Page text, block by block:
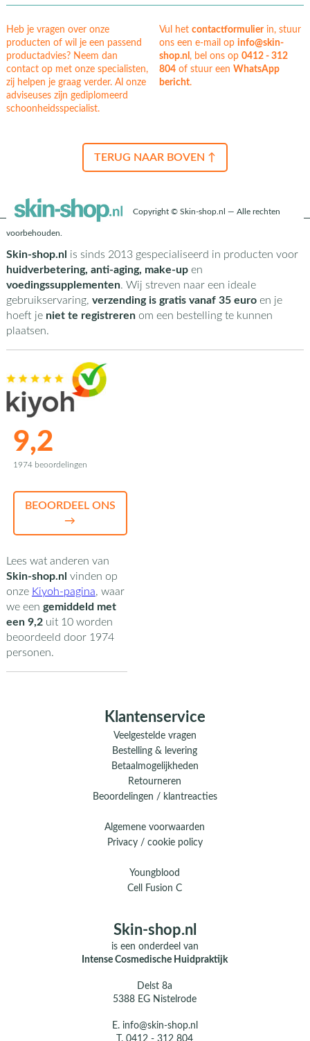
Heb je vragen over onze
producten of wil je een passend
productadvies? Neem dan
contact op met onze specialisten,
zij helpen je graag verder. Al onze
adviseuses zijn gediplomeerd
schoonheidsspecialist.
Vul hetcontactformulierin, stuur
ons een e-mail op info@skin-
shop.nl, bel ons op0412 - 312
804 of stuur eenWhatsApp
bericht.
TERUG NAAR BOVEN ↑
Copyright © Skin-shop.nl — Alle rechten
voorbehouden.
Skin-shop.nl is sinds 2013 gespecialiseerd in producten voor
huidverbetering, anti-aging, make-upen
voedingssupplementen. Wij streven naar een ideale
gebruikservaring, verzending is gratis vanaf 35 euroen je
hoeft je niet te registrerenom een bestelling te kunnen
plaatsen.
9,2
1974 beoordelingen
BEOORDEEL ONS
→
Lees wat anderen van
Skin-shop.nl vinden op
onze Kiyoh-pagina, waar
we een gemiddeld met
een 9,2uit 10worden
beoordeeld door 1974
personen.
Klantenservice
Veelgestelde vragen
Bestelling & levering
Betaalmogelijkheden
Retourneren
Beoordelingen / klantreacties
Algemene voorwaarden
Privacy / cookie policy
Youngblood
Cell Fusion C
Skin-shop.nl
is een onderdeel van
Intense Cosmedische Huidpraktijk
Delst 8a
5388 EG Nistelrode
E. info@skin-shop.nl